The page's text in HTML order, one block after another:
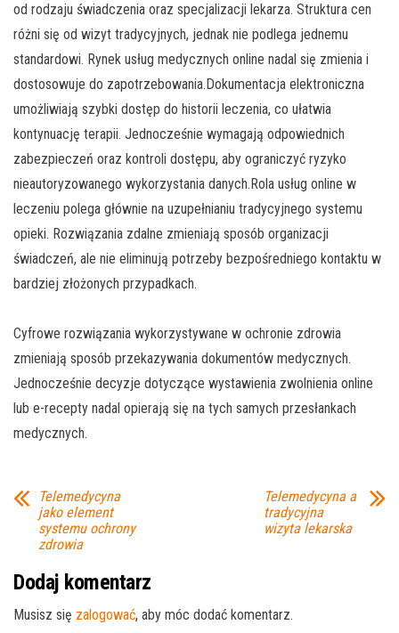
od rodzaju świadczenia oraz specjalizacji lekarza. Struktura cen
różni się od wizyt tradycyjnych, jednak nie podlega jednemu
standardowi. Rynek usług medycznych online nadal się zmienia i
dostosowuje do zapotrzebowania.Dokumentacja elektroniczna
umożliwiają szybki dostęp do historii leczenia, co ułatwia
kontynuację terapii. Jednocześnie wymagają odpowiednich
zabezpieczeń oraz kontroli dostępu, aby ograniczyć ryzyko
nieautoryzowanego wykorzystania danych.Rola usług online w
leczeniu polega głównie na uzupełnianiu tradycyjnego systemu
opieki. Rozwiązania zdalne zmieniają sposób organizacji
świadczeń, ale nie eliminują potrzeby bezpośredniego kontaktu w
bardziej złożonych przypadkach.
Cyfrowe rozwiązania wykorzystywane w ochronie zdrowia
zmieniają sposób przekazywania dokumentów medycznych.
Jednocześnie decyzje dotyczące wystawienia zwolnienia online
lub e-recepty nadal opierają się na tych samych przesłankach
medycznych.
Telemedycyna
jako element
systemu ochrony
zdrowia
Telemedycyna a
tradycyjna
wizyta lekarska
Dodaj komentarz
Musisz się zalogować, aby móc dodać komentarz.